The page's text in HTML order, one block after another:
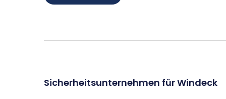
Sicherheitsunternehmen für Windeck